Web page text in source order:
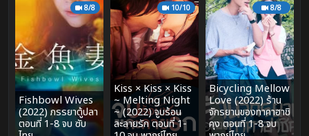
8/8
Fishbowl Wives
(2022) ภรรยาตู้ปลา
ตอนที่ 1-8 จบ ซับ
10/10
Kiss × Kiss × Kiss
~ Melting Night
~ (2022) จูบร้อน
ละลายรัก ตอนที่ 1-
8/8
Bicycling Mellow
Love (2022) ร้าน
จักรยานของทาคาฮาชิ
คุง ตอนที่ 1-8 จบ